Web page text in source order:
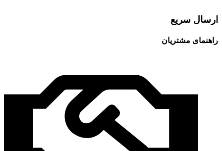
ارسال سریع
راهنمای مشتریان